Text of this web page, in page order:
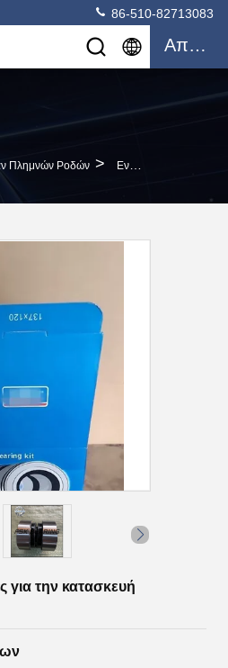
86-510-82713083
Απόσπασμα
Πλημνών Ροδών > Εναλλακτικές Συσκευές Για Την Κατασκευή Ελαστικών Τροχών
για την κατασκευή